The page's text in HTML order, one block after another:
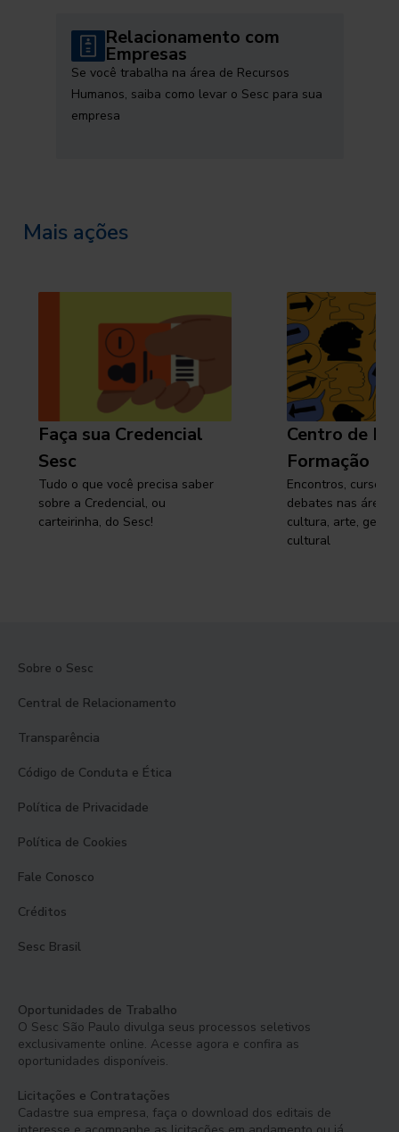
Relacionamento com
Empresas
Se você trabalha na área de Recursos
Humanos, saiba como levar o Sesc para sua
empresa
Mais ações
Faça sua Credencial
Sesc
Tudo o que você precisa saber
sobre a Credencial, ou
carteirinha, do Sesc!
Centro de
Formação
Encontros, cursos,
debates nas áreas
cultura, arte,
cultural
Sobre o Sesc
Central de Relacionamento
Transparência
Código de Conduta e Ética
Política de Privacidade
Política de Cookies
Fale Conosco
Créditos
Sesc Brasil
Oportunidades de Trabalho
O Sesc São Paulo divulga seus processos seletivos
exclusivamente online. Acesse agora e confira as
oportunidades disponíveis.
Licitações e Contratações
Cadastre sua empresa, faça o download dos editais de